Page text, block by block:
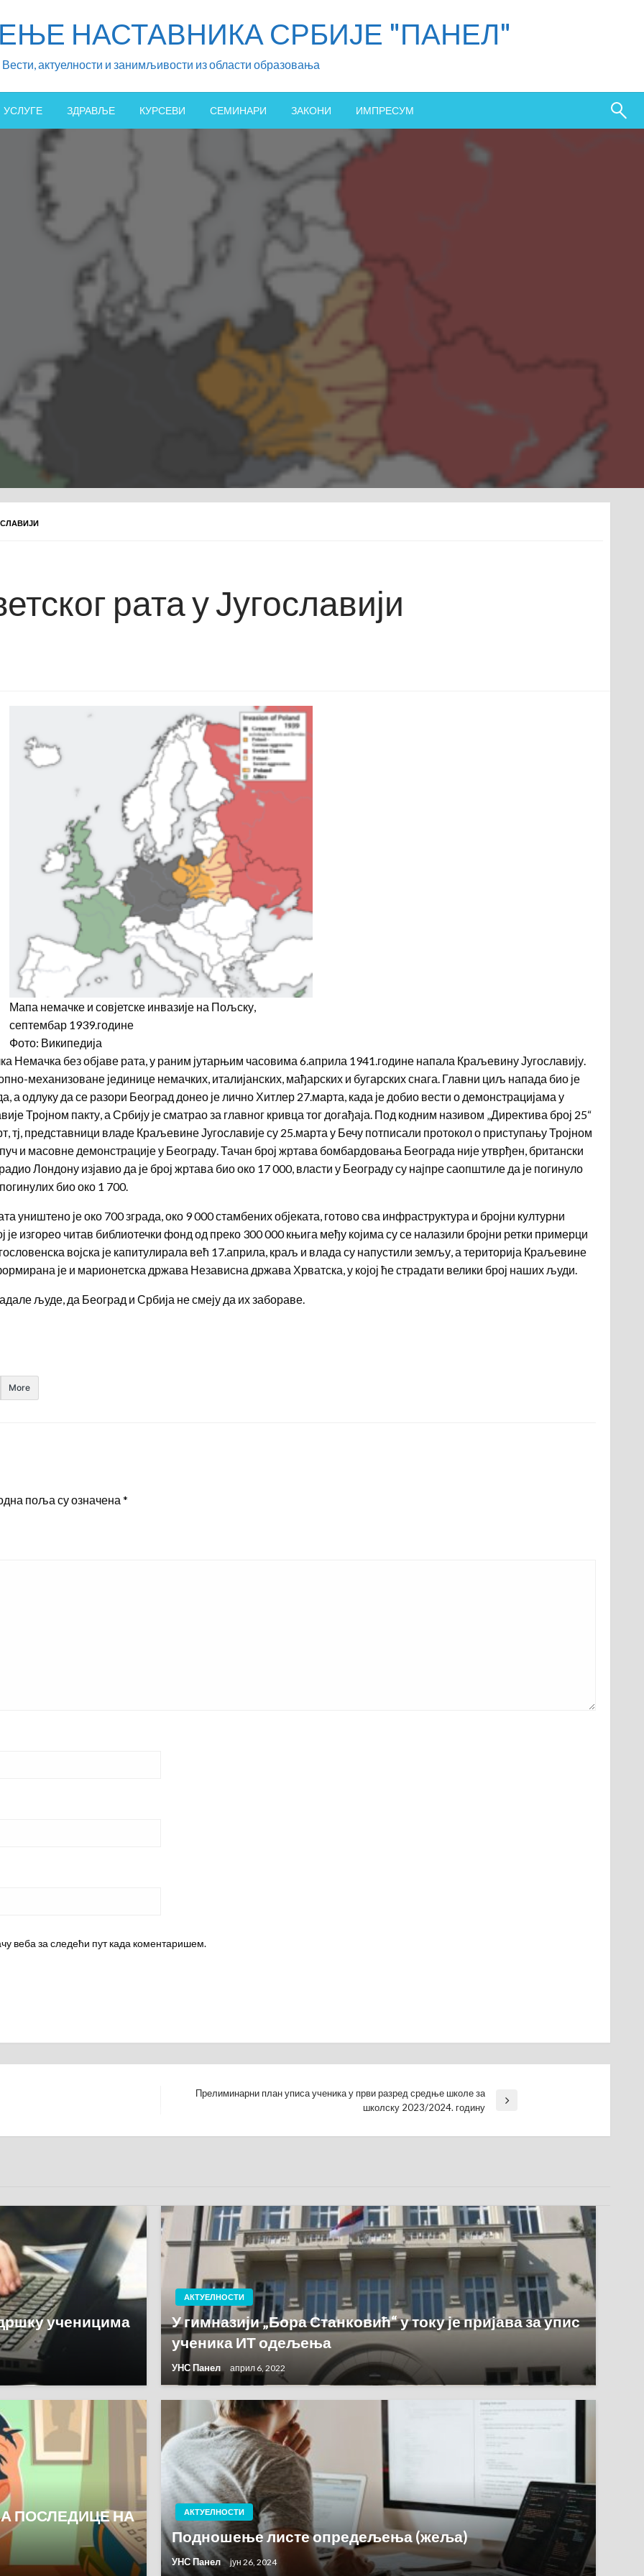
НАСТАВНИКА СРБИЈЕ "ПАНЕЛ"
Вести, актуелности и занимљивости из области образовања
УСЛУГЕ ЗДРАВЉЕ КУРСЕВИ СЕМИНАРИ ЗАКОНИ ИМПРЕСУМ
рата у Југославији
Мапа немачке и совјетске инвазије на Пољску,
септембар 1939.године
Фото: Википедија
Немачка без објаве рата, у раним јутарњим часовима 6.априла 1941.године напала Краљевину Југославију.
механизоване јединице немачких, италијанских, мађарских и бугарских снага. Главни циљ напада био је
одлуку да се разори Београд донео је лично Хитлер 27.марта, када је добио вести о демонстрацијама у
Тројном пакту, а Србију је сматрао за главног кривца тог догађаја. Под кодним називом „Директива број 25“
тј, представници владе Краљевине Југославије су 25.марта у Бечу потписали протокол о приступању Тројном
пуч и масовне демонстрације у Београду. Тачан број жртава бомбардовања Београда није утврђен, британски
Лондону изјавио да је број жртава био око 17 000, власти у Београду су најпре саопштиле да је погинуло
био око 1 700.
уништено је око 700 зграда, око 9 000 стамбених објеката, готово сва инфраструктура и бројни културни
је изгорео читав библиотечки фонд од преко 300 000 књига међу којима су се налазили бројни ретки примерци
војска је капитулирала већ 17.априла, краљ и влада су напустили земљу, а територија Краљевине
је и марионетска држава Независна држава Хрватска, у којој ће страдати велики број наших људи.
људе, да Београд и Србија не смеју да их забораве.
More
поља су означена *
веба за следећи пут када коментаришем.
Прелиминарни план уписа ученика у први разред средње школе за
школску 2023/2024. годину
ученицима
АКТУЕЛНОСТИ
У гимназији „Бора Станковић“ у току је пријава за упис
ученика ИТ одељења
УНС Панел април 6, 2022
ПОСЛЕДИЦЕ НА
АКТУЕЛНОСТИ
Подношење листе опредељења (жеља)
УНС Панел јун 26, 2024